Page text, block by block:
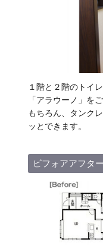
１階と２階のトイ
「アラウーノ」を
もちろん、タンク
ッとできます。
ビフォアアフター